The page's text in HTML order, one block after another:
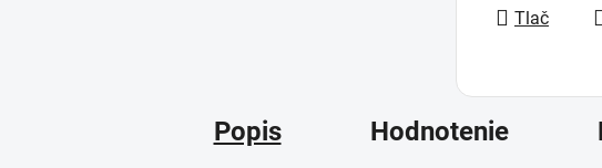
Tlač
Popis Hodnotenie